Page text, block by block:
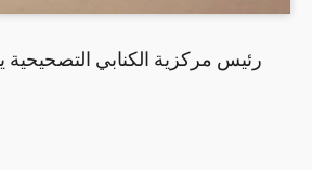
رئيس مركزية الكنابي